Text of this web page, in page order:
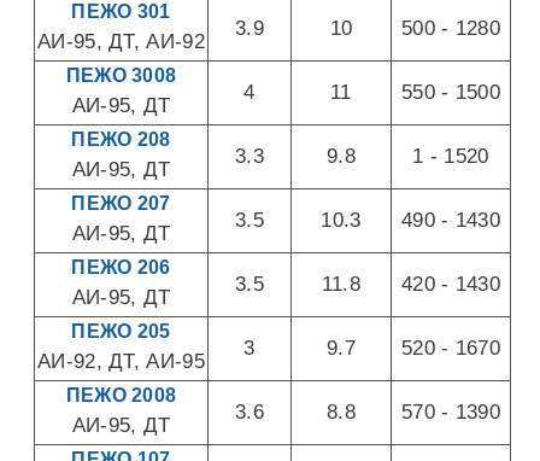
ПЕЖО 301
АИ-95, ДТ, АИ-92
3.9 10 500 - 1280
ПЕЖО 3008
АИ-95, ДТ
4 11 550 - 1500
ПЕЖО 208
АИ-95, ДТ
3.3 9.8 1 - 1520
ПЕЖО 207
АИ-95, ДТ
3.5 10.3 490 - 1430
ПЕЖО 206
АИ-95, ДТ
3.5 11.8 420 - 1430
ПЕЖО 205
АИ-92, ДТ, АИ-95
3 9.7 520 - 1670
ПЕЖО 2008
АИ-95, ДТ
3.6 8.8 570 - 1390